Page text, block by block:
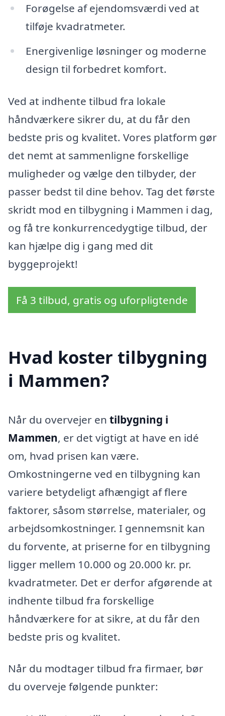
Forøgelse af ejendomsværdi ved at
tilføje kvadratmeter.
Energivenlige løsninger og moderne
design til forbedret komfort.
Ved at indhente tilbud fra lokale
håndværkere sikrer du, at du får den
bedste pris og kvalitet. Vores platform gør
det nemt at sammenligne forskellige
muligheder og vælge den tilbyder, der
passer bedst til dine behov. Tag det første
skridt mod en tilbygning i Mammen i dag,
og få tre konkurrencedygtige tilbud, der
kan hjælpe dig i gang med dit
byggeprojekt!
Få 3 tilbud, gratis og uforpligtende
Hvad koster tilbygning
i Mammen?
Når du overvejer en tilbygning i
Mammen, er det vigtigt at have en idé
om, hvad prisen kan være.
Omkostningerne ved en tilbygning kan
variere betydeligt afhængigt af flere
faktorer, såsom størrelse, materialer, og
arbejdsomkostninger. I gennemsnit kan
du forvente, at priserne for en tilbygning
ligger mellem 10.000 og 20.000 kr. pr.
kvadratmeter. Det er derfor afgørende at
indhente tilbud fra forskellige
håndværkere for at sikre, at du får den
bedste pris og kvalitet.
Når du modtager tilbud fra firmaer, bør
du overveje følgende punkter: